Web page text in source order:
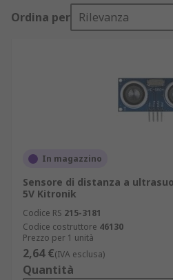
Ordina per Rilevanza
In magazzino
Sensore di distanza a
5V Kitronik
Codice RS 215-3181
Codice costruttore 46130
Prezzo per 1 unità
2,64 €(IVA esclusa)
Quantità